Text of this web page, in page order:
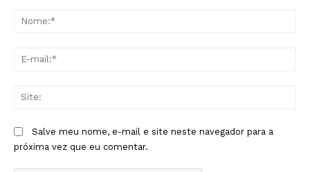
Salve meu nome, e-mail e site neste navegador para a
próxima vez que eu comentar.